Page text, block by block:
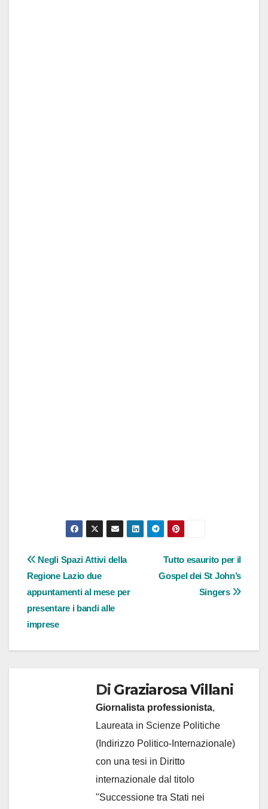
Navigazione
articoli
Tutto esaurito per il
Gospel dei St John’s
Singers
Negli Spazi Attivi della
Regione Lazio due
appuntamenti al mese per
presentare i bandi alle
imprese
Di Graziarosa Villani
Giornalista professionista,
Laureata in Scienze Politiche
(Indirizzo Politico-Internazionale)
con una tesi in Diritto
internazionale dal titolo
"Successione tra Stati nei